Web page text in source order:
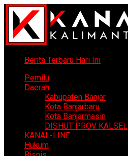
Berita Terbaru Hari Ini
Pemilu
Daerah
Kabupaten Banjar
Kota Banjarbaru
Kota Banjarmasin
DISHUT PROV KALSEL
KANAL-LINE
Hukum